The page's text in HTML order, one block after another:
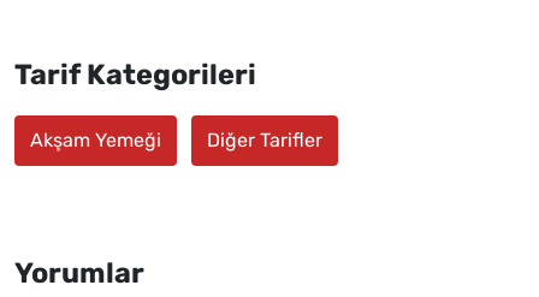
Tarif Kategorileri
Akşam Yemeği Diğer Tarifler
Yorumlar